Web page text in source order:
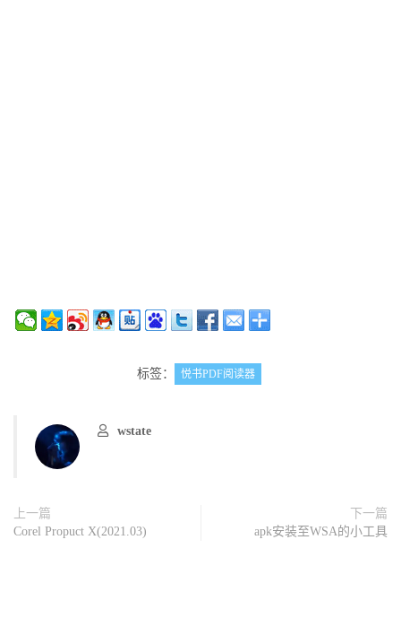
标签： 悦书PDF阅读器
wstate
上一篇
Corel Propuct X(2021.03)
下一篇
apk安装至WSA的小工具